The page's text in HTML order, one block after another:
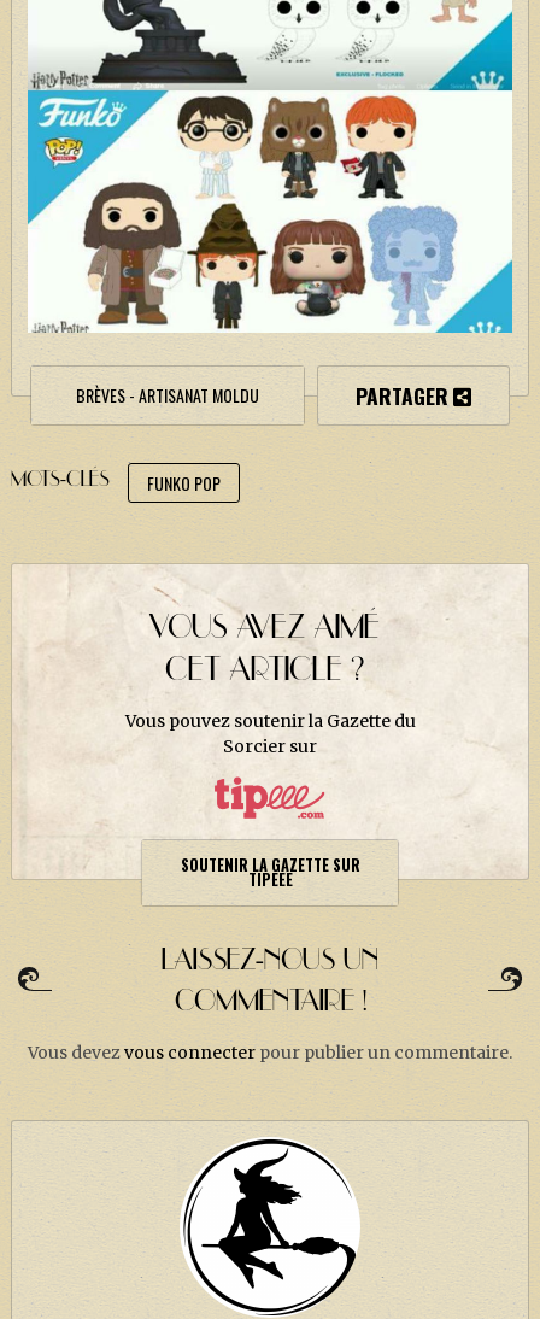
BRÈVES - ARTISANAT MOLDU PARTAGER
MOTS-CLÉS FUNKO POP
VOUS AVEZ AIMÉ
CET ARTICLE ?
Vous pouvez soutenir la Gazette du
Sorcier sur
SOUTENIR LA GAZETTE SUR
TIPEEE
LAISSEZ-NOUS UN
COMMENTAIRE !
Vous devezvous connecter pour publier un commentaire.